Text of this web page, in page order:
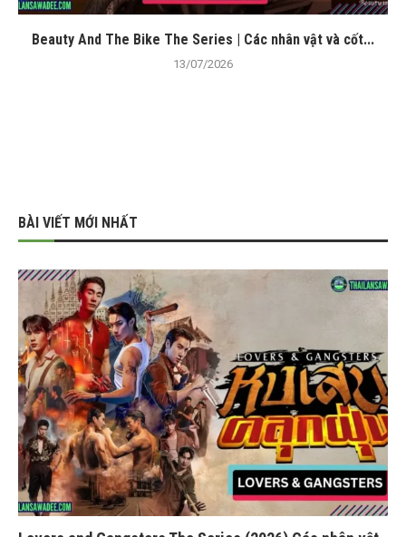
Beauty And The Bike The Series | Các nhân vật và cốt...
13/07/2026
BÀI VIẾT MỚI NHẤT